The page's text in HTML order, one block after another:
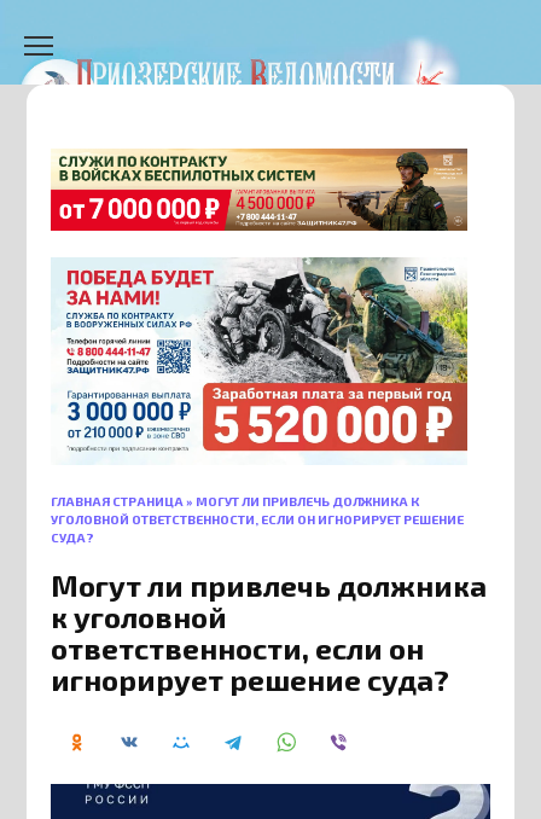
содержанию
ГЛАВНАЯ СТРАНИЦА » МОГУТ ЛИ ПРИВЛЕЧЬ ДОЛЖНИКА К
УГОЛОВНОЙ ОТВЕТСТВЕННОСТИ, ЕСЛИ ОН ИГНОРИРУЕТ РЕШЕНИЕ
СУДА?
Могут ли привлечь должника
к уголовной
ответственности, если он
игнорирует решение суда?